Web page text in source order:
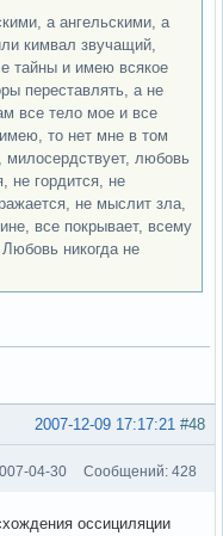
а ангельскими, а
кимвал звучащий,
тайны и имею всякое
переставлять, а не
все тело мое и все
то нет мне в том
милосердствует, любовь
не гордится, не
не мыслит зла,
все покрывает, всему
Любовь никогда не
#48
2007-12-09 17:17:21
04-30 Сообщений: 428
оссициляции